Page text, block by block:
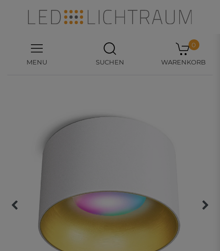
MENU SUCHEN
0
WARENKORB